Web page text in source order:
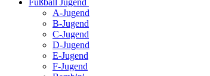
Fußball Jugend
A-Jugend
B-Jugend
C-Jugend
D-Jugend
E-Jugend
F-Jugend